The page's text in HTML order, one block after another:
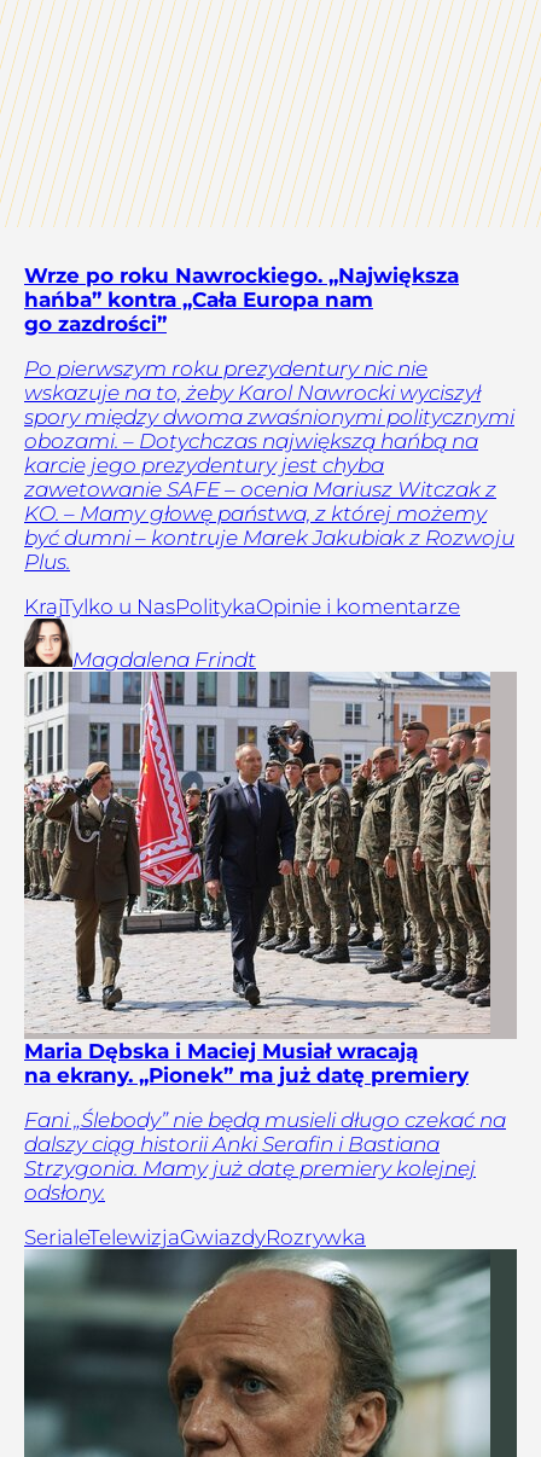
Wrze po roku Nawrockiego. „Największa
hańba” kontra „Cała Europa nam
go zazdrości”
Po pierwszym roku prezydentury nic nie
wskazuje na to, żeby Karol Nawrocki wyciszył
spory między dwoma zwaśnionymi politycznymi
obozami. – Dotychczas największą hańbą na
karcie jego prezydentury jest chyba
zawetowanie SAFE – ocenia Mariusz Witczak z
KO. – Mamy głowę państwa, z której możemy
być dumni – kontruje Marek Jakubiak z Rozwoju
Plus.
KrajTylko u NasPolitykaOpinie i komentarze
Magdalena Frindt
Maria Dębska i Maciej Musiał wracają
na ekrany. „Pionek” ma już datę premiery
Fani „Ślebody” nie będą musieli długo czekać na
dalszy ciąg historii Anki Serafin i Bastiana
Strzygonia. Mamy już datę premiery kolejnej
odsłony.
SerialeTelewizjaGwiazdyRozrywka